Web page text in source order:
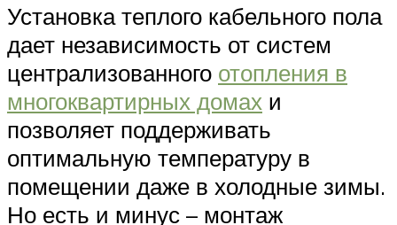
Установка теплого кабельного пола
дает независимость от систем
централизованного отопления в
многоквартирных домах и
позволяет поддерживать
оптимальную температуру в
помещении даже в холодные зимы.
Но есть и минус – монтаж